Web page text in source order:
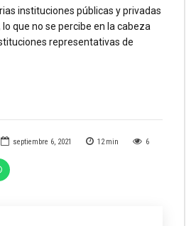
septiembre 6, 2021 12 min 6
instituciones públicas y privadas
que no se percibe en la cabeza
representativas de